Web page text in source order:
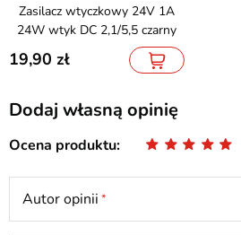
Zasilacz wtyczkowy 24V 1A
24W wtyk DC 2,1/5,5 czarny
19,90
Dodaj własną opinię
Ocena produktu
Autor opinii